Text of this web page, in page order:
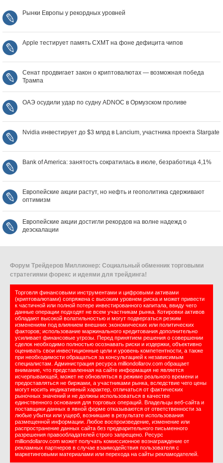
Рынки Европы у рекордных уровней
Apple тестирует память CXMT на фоне дефицита чипов
Сенат продвигает закон о криптовалютах — возможная победа
Трампа
ОАЭ осудили удар по судну ADNOC в Ормузском проливе
Nvidia инвестирует до $3 млрд в Lancium, участника проекта Stargate
Bank of America: занятость сократилась в июле, безработица 4,1%
Европейские акции растут, но нефть и геополитика сдерживают
оптимизм
Европейские акции достигли рекордов на волне надежд о
деэскалации
Форум Трейдеров Миллионер: Социальный обменник торговыми
стратегиями форекс и идеями для трейдинга!
Торговля финансовыми инструментами и цифровыми активами
(криптовалютами) сопряжена с высоким уровнем риска и может привести
к частичной или полной потере инвестированного капитала, ввиду чего
данные операции подходят не всем участникам рынка. Котировки активов
обладают высокой волатильностью и могут подвергаться резким
изменениям под влиянием внешних экономических или политических
факторов; использование маржинального кредитования дополнительно
усиливает финансовые угрозы. Перед принятием решения о совершении
сделок необходимо полностью осознавать риски и издержки, объективно
оценивать свои инвестиционные цели и уровень компетентности, а также
при необходимости обращаться за консультацией к независимым
специалистам. Администрация ресурса milliondollarov.com обращает
внимание, что представленная на сайте информация не является
исчерпывающей, может не обновляться в режиме реального времени и
предоставляться не биржами, а участниками рынка, вследствие чего цены
могут носить индикативный характер, отличаться от фактических
рыночных значений и не должны использоваться в качестве
единственного основания для торговых операций. Владельцы веб-сайта и
поставщики данных в явной форме отказываются от ответственности за
любые убытки или ущерб, возникшие в результате использования
размещенной информации. Любое воспроизведение, изменение или
распространение данных сайта без предварительного письменного
разрешения правообладателей строго запрещено. Ресурс
milliondollarov.com может получать комиссионное вознаграждение от
рекламных партнеров в случае взаимодействия пользователя с
маркетинговыми материалами или перехода на сайты рекламодателей.